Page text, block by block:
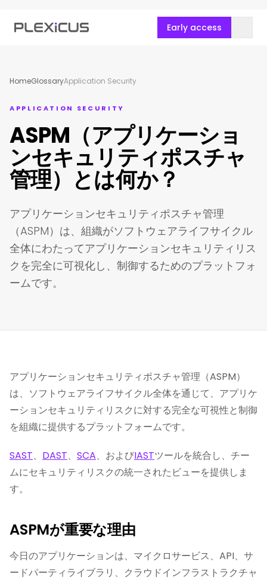
Early access
HomeGlossaryApplication Security
APPLICATION SECURITY
ASPM（アプリケーショ
ンセキュリティポスチャ
管理）とは何か？
アプリケーションセキュリティポスチャ管理
（ASPM）は、組織がソフトウェアライフサイクル
全体にわたってアプリケーションセキュリティリス
クを完全に可視化し、制御するためのプラットフォ
ームです。
アプリケーションセキュリティポスチャ管理（ASPM）
は、ソフトウェアライフサイクル全体を通じて、アプリケ
ーションセキュリティリスクに対する完全な可視性と制御
を組織に提供するプラットフォームです。
SAST、 DAST、 SCA、およびIASTツールを統合し、チー
ムにセキュリティリスクの統一されたビューを提供しま
す。
ASPMが重要な理由
今日のアプリケーションは、マイクロサービス、API、サ
ードパーティライブラリ、クラウドインフラストラクチャ